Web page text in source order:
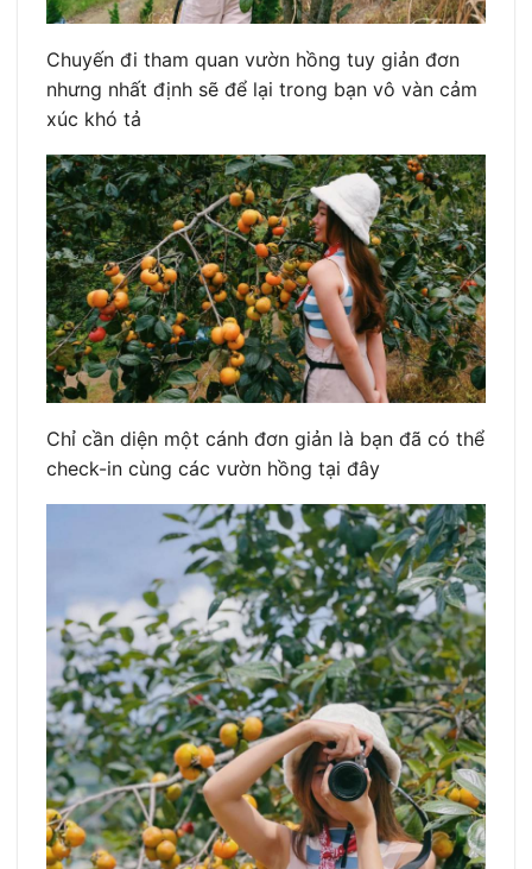
Chuyến đi tham quan vườn hồng tuy giản đơn
nhưng nhất định sẽ để lại trong bạn vô vàn cảm
xúc khó tả
Chỉ cần diện một cánh đơn giản là bạn đã có thể
check-in cùng các vườn hồng tại đây